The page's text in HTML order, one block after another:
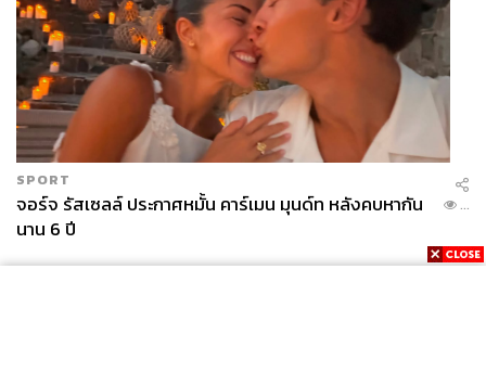
SPORT
จอร์จ รัสเซลล์ ประกาศหมั้น คาร์เมน มุนด์ท หลังคบหากัน
นาน 6 ปี
...